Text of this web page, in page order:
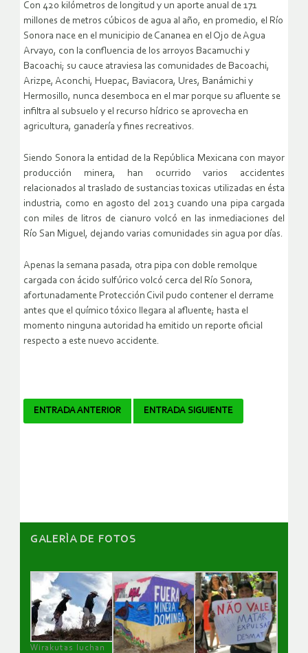
Con 420 kilómetros de longitud y un aporte anual de 171
millones de metros cúbicos de agua al año, en promedio, el Río
Sonora nace en el municipio de Cananea en el Ojo de Agua
Arvayo, con la confluencia de los arroyos Bacamuchi y
Bacoachi; su cauce atraviesa las comunidades de Bacoachi,
Arizpe, Aconchi, Huepac, Baviacora, Ures, Banámichi y
Hermosillo, nunca desemboca en el mar porque su afluente se
infiltra al subsuelo y el recurso hídrico se aprovecha en
agricultura, ganadería y fines recreativos.
Siendo Sonora la entidad de la República Mexicana con mayor
producción minera, han ocurrido varios accidentes
relacionados al traslado de sustancias toxicas utilizadas en ésta
industria, como en agosto del 2013 cuando una pipa cargada
con miles de litros de cianuro volcó en las inmediaciones del
Río San Miguel, dejando varias comunidades sin agua por días.
Apenas la semana pasada, otra pipa con doble remolque
cargada con ácido sulfúrico volcó cerca del Río Sonora,
afortunadamente Protección Civil pudo contener el derrame
antes que el químico tóxico llegara al afluente; hasta el
momento ninguna autoridad ha emitido un reporte oficial
respecto a este nuevo accidente.
Navegador
ENTRADA ANTERIOR ENTRADA SIGUIENTE
GALERÌA DE FOTOS
Wirakutas luchan